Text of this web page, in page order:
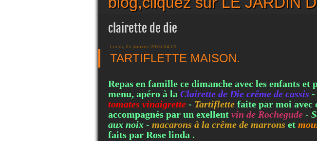
clairette de die
Lundi, 25 Janvier 2016 04:01
TARTIFLETTE MAISON.
Repas en famille ce dimanche avec les enfants et
menu, apéro à la Clairette de Die crême de cassis -
tomates vinaigrette - Tartiflette faite par moi avec
accompagnés par un exellent vin de Rochegude -
aux noix - macarons à la crême de marrons et
faits par Rose linda .